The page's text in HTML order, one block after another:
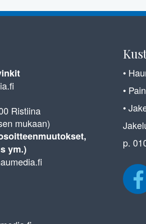
Ristiina
mukaan)
ym.)
•
•
•
p.